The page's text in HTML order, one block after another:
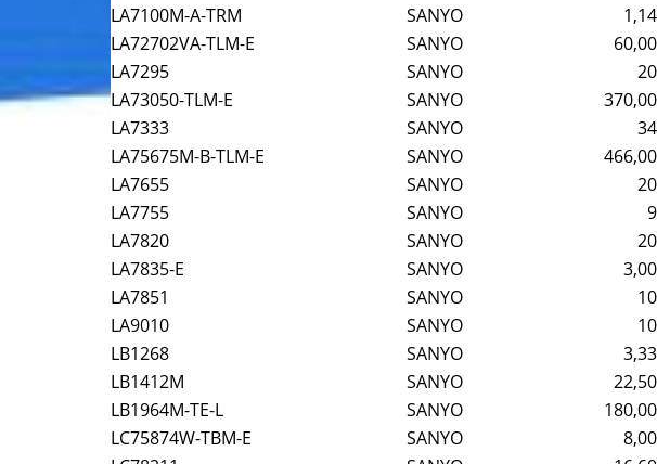
LA7100M-A-TRM
SANYO
LA72702VA-TLM-E
SANYO
LA7295
SANYO
LA73050-TLM-E
SANYO
LA7333
SANYO
LA75675M-B-TLM-E
SANYO
LA7655
SANYO
LA7755
SANYO
LA7820
SANYO
LA7835-E
SANYO
LA7851
SANYO
LA9010
SANYO
LB1268
SANYO
LB1412M
SANYO
LB1964M-TE-L
SANYO
LC75874W-TBM-E
SANYO